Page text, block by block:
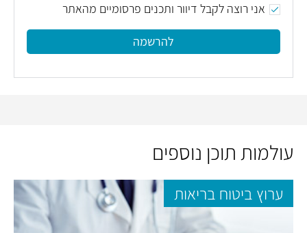
אני רוצה לקבל דיוור ותכנים פרסומיים מהאתר
להרשמה
עולמות תוכן נוספים
ערוץ ביטוח בריאות